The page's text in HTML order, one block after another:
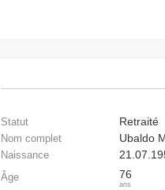
Statut Retraité
Nom complet Ubaldo
Naissance
Âge 76
ans